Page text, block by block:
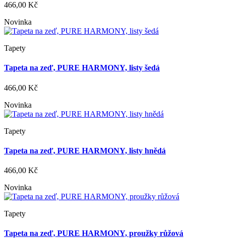
466,00 Kč
Novinka
Tapety
Tapeta na zeď, PURE HARMONY, listy šedá
466,00 Kč
Novinka
Tapety
Tapeta na zeď, PURE HARMONY, listy hnědá
466,00 Kč
Novinka
Tapety
Tapeta na zeď, PURE HARMONY, proužky růžová